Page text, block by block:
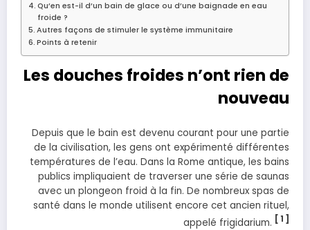
Qu’en est-il d’un bain de glace ou d’une baignade en eau
froide ?
Autres façons de stimuler le système immunitaire
Points à retenir
Les douches froides n’ont rien de
nouveau
Depuis que le bain est devenu courant pour une partie
de la civilisation, les gens ont expérimenté différentes
températures de l’eau. Dans la Rome antique, les bains
publics impliquaient de traverser une série de saunas
avec un plongeon froid à la fin. De nombreux spas de
santé dans le monde utilisent encore cet ancien rituel,
appelé frigidarium. [ 1 ]